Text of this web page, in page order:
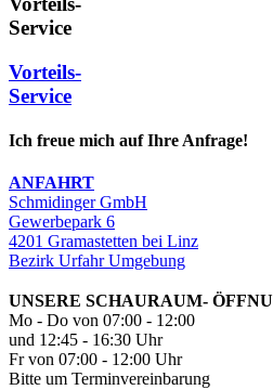
Service
Vorteils-
Service
Ich freue mich auf Ihre Anfrage!
ANFAHRT
Schmidinger GmbH
Gewerbepark 6
4201 Gramastetten bei Linz
Bezirk Urfahr Umgebung
UNSERE SCHAURAUM-
Mo - Do von 07:00 - 12:00
und 12:45 - 16:30 Uhr
Fr von 07:00 - 12:00 Uhr
Bitte um Terminvereinbarung